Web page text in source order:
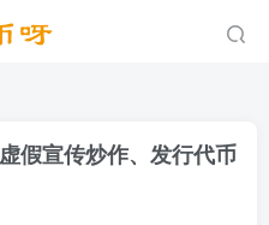
假宣传炒作、发行代币